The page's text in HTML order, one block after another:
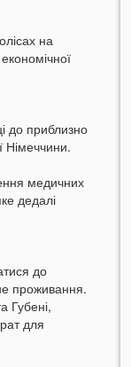
на
до приблизно
Німеччини.
медичних
дедалі
до
проживання.
Губені,
для